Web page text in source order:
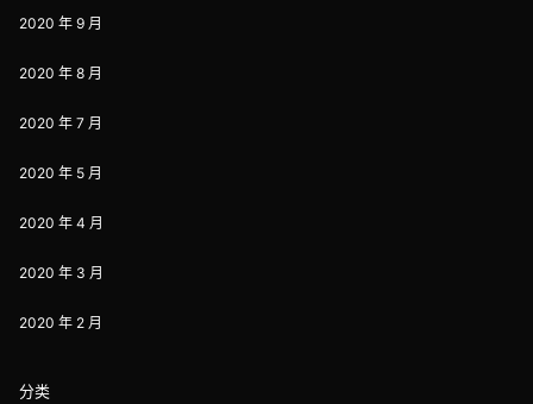
2020 年 9 月
2020 年 8 月
2020 年 7 月
2020 年 5 月
2020 年 4 月
2020 年 3 月
2020 年 2 月
分类